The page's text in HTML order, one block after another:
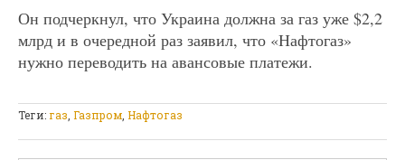
Он подчеркнул, что Украина должна за газ уже $2,2
млрд и в очередной раз заявил, что «Нафтогаз»
нужно переводить на авансовые платежи.
Теги:газ, Газпром, Нафтогаз